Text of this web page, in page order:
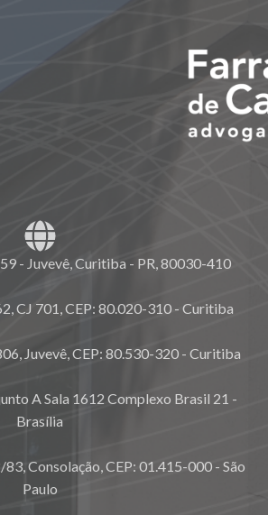
- Juvevê, Curitiba - PR, 80030-410
CJ 701, CEP: 80.020-310 - Curitiba
Juvevê, CEP: 80.530-320 - Curitiba
A Sala 1612 Complexo Brasil 21 -
Brasília
Consolação, CEP: 01.415-000 - São
Paulo